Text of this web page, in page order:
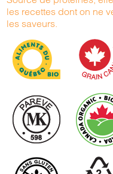
les recettes dont on ne
les saveurs.